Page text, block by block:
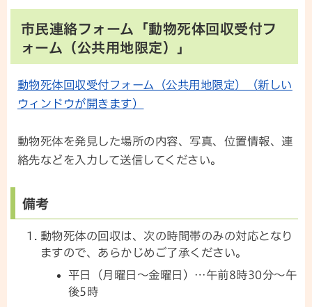
市民連絡フォーム「動物死体回収受付フ
ォーム（公共用地限定）」
動物死体回収受付フォーム（公共用地限定）（新しい
ウィンドウが開きます）
動物死体を発見した場所の内容、写真、位置情報、連
絡先などを入力して送信してください。
備考
動物死体の回収は、次の時間帯のみの対応となり
ますので、あらかじめご了承ください。
平日（月曜日～金曜日）…午前8時30分～午
後5時